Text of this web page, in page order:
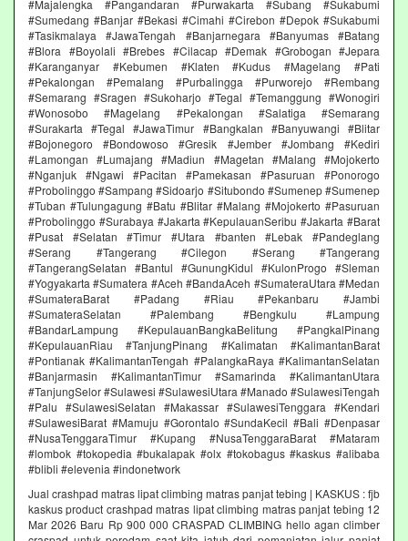
#Majalengka #Pangandaran #Purwakarta #Subang #Sukabumi
#Sumedang #Banjar #Bekasi #Cimahi #Cirebon #Depok #Sukabumi
#Tasikmalaya #JawaTengah #Banjarnegara #Banyumas #Batang
#Blora #Boyolali #Brebes #Cilacap #Demak #Grobogan #Jepara
#Karanganyar #Kebumen #Klaten #Kudus #Magelang #Pati
#Pekalongan #Pemalang #Purbalingga #Purworejo #Rembang
#Semarang #Sragen #Sukoharjo #Tegal #Temanggung #Wonogiri
#Wonosobo #Magelang #Pekalongan #Salatiga #Semarang
#Surakarta #Tegal #JawaTimur #Bangkalan #Banyuwangi #Blitar
#Bojonegoro #Bondowoso #Gresik #Jember #Jombang #Kediri
#Lamongan #Lumajang #Madiun #Magetan #Malang #Mojokerto
#Nganjuk #Ngawi #Pacitan #Pamekasan #Pasuruan #Ponorogo
#Probolinggo #Sampang #Sidoarjo #Situbondo #Sumenep #Sumenep
#Tuban #Tulungagung #Batu #Blitar #Malang #Mojokerto #Pasuruan
#Probolinggo #Surabaya #Jakarta #KepulauanSeribu #Jakarta #Barat
#Pusat #Selatan #Timur #Utara #banten #Lebak #Pandeglang
#Serang #Tangerang #Cilegon #Serang #Tangerang
#TangerangSelatan #Bantul #GunungKidul #KulonProgo #Sleman
#Yogyakarta #Sumatera #Aceh #BandaAceh #SumateraUtara #Medan
#SumateraBarat #Padang #Riau #Pekanbaru #Jambi
#SumateraSelatan #Palembang #Bengkulu #Lampung
#BandarLampung #KepulauanBangkaBelitung #PangkalPinang
#KepulauanRiau #TanjungPinang #Kalimatan #KalimantanBarat
#Pontianak #KalimantanTengah #PalangkaRaya #KalimantanSelatan
#Banjarmasin #KalimantanTimur #Samarinda #KalimantanUtara
#TanjungSelor #Sulawesi #SulawesiUtara #Manado #SulawesiTengah
#Palu #SulawesiSelatan #Makassar #SulawesiTenggara #Kendari
#SulawesiBarat #Mamuju #Gorontalo #SundaKecil #Bali #Denpasar
#NusaTenggaraTimur #Kupang #NusaTenggaraBarat #Mataram
#lombok #tokopedia #bukalapak #olx #tokobagus #kaskus #alibaba
#blibli #elevenia #indonetwork
Jual crashpad matras lipat climbing matras panjat tebing | KASKUS : fjb
kaskus product crashpad matras lipat climbing matras panjat tebing 12
Mar 2026 Baru Rp 900 000 CRASPAD CLIMBING hello agan climber